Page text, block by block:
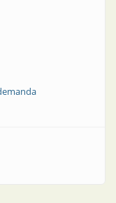
eléctrica